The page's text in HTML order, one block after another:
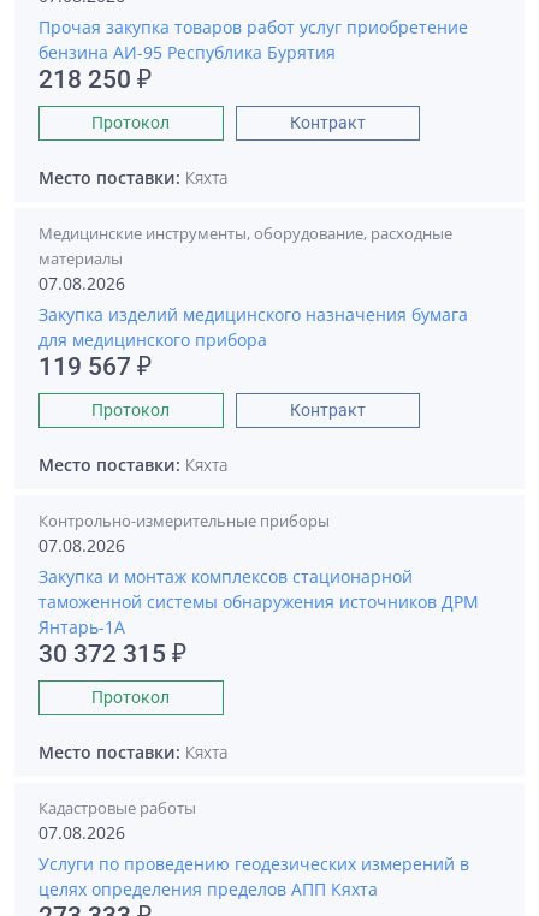
Прочая закупка товаров работ услуг приобретение
бензина АИ-95 Республика Бурятия
218 250 ₽
Протокол Контракт
Место поставки: Кяхта
Медицинские инструменты, оборудование, расходные
материалы
07.08.2026
Закупка изделий медицинского назначения бумага
для медицинского прибора
119 567 ₽
Протокол Контракт
Место поставки: Кяхта
Контрольно-измерительные приборы
07.08.2026
Закупка и монтаж комплексов стационарной
таможенной системы обнаружения источников ДРМ
Янтарь-1А
30 372 315 ₽
Протокол
Место поставки: Кяхта
Кадастровые работы
07.08.2026
Услуги по проведению геодезических измерений в
целях определения пределов АПП Кяхта